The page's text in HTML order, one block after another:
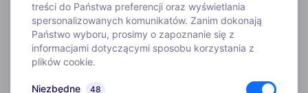
WYJAZDY
INFORMACJE
treści do Państwa preferencji oraz wyświetlania
spersonalizowanych komunikatów. Zanim dokonają
Państwo wyboru, prosimy o zapoznanie się z
informacjami dotyczącymi sposobu korzystania z
plików cookie.
Niezbędne 48